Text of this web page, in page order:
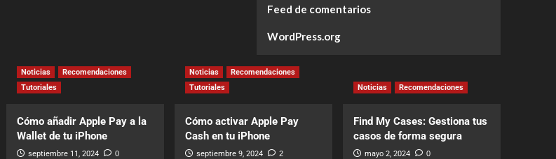
Feed de comentarios
WordPress.org
Noticias
Recomendaciones
Tutoriales
Cómo añadir Apple Pay a la
Wallet de tu iPhone
septiembre 11, 2024 0
Noticias
Recomendaciones
Tutoriales
Cómo activar Apple Pay
Cash en tu iPhone
septiembre 9, 2024 2
Noticias Recomendaciones
Find My Cases: Gestiona tus
casos de forma segura
mayo 2, 2024 0